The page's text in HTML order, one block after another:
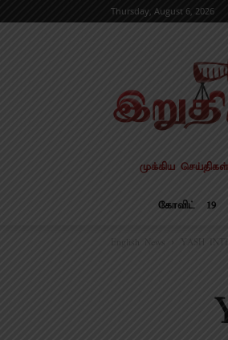
Thursday, August 6, 2026
முக்கிய செய்திகள்
கோவிட் – 19
English News YASH